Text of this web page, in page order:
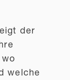
der
welche